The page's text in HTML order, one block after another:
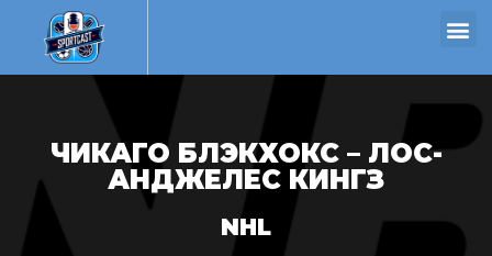
ЧИКАГО БЛЭКХОКС – ЛОС-
АНДЖЕЛЕС КИНГЗ
NHL